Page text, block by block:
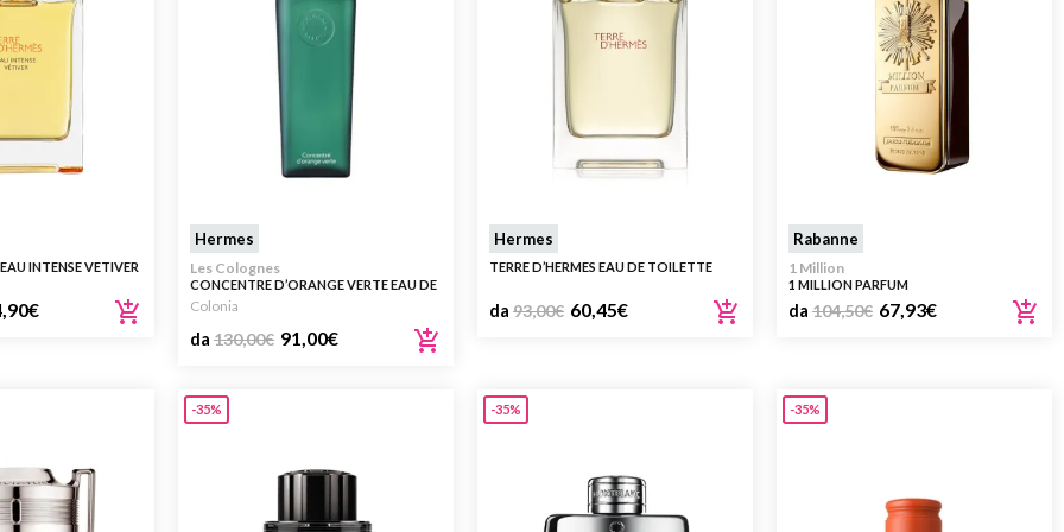
INTENSE VETIVER
€
Hermes
Les Colognes
CONCENTRE D’ORANGE VERTE EAU DE
TOILETTE
Colonia
da 130,00€ 91,00€
Hermes
TERRE D’HERMES EAU DE TOILETTE
da 93,00€ 60,45€
Rabanne
1 Million
1 MILLION PARFUM
da 104,50€ 67,93€
-35% -35% -35%